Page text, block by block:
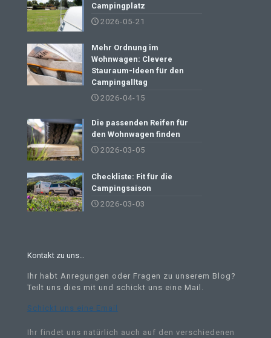
Campingplatz
2026-05-21
Mehr Ordnung im
Wohnwagen: Clevere
Stauraum-Ideen für den
Campingalltag
2026-04-15
Die passenden Reifen für
den Wohnwagen finden
2026-03-05
Checkliste: Fit für die
Campingsaison
2026-03-03
Kontakt zu uns…
Ihr habt Anregungen oder Fragen zu unserem Blog?
Teilt uns dies mit und schickt uns eine Mail
Schickt uns eine Email
Ihr findet uns natürlich auch auf den verschiedenen